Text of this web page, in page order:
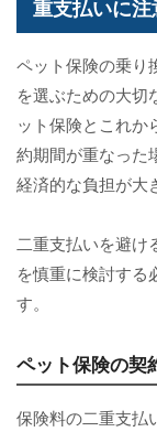
重支払いに注
ペット保険の乗り
を選ぶための大切
ット保険とこれか
約期間が重なった
経済的な負担が大
二重支払いを避け
を慎重に検討する
す。
ペット保険の契
保険料の二重支払